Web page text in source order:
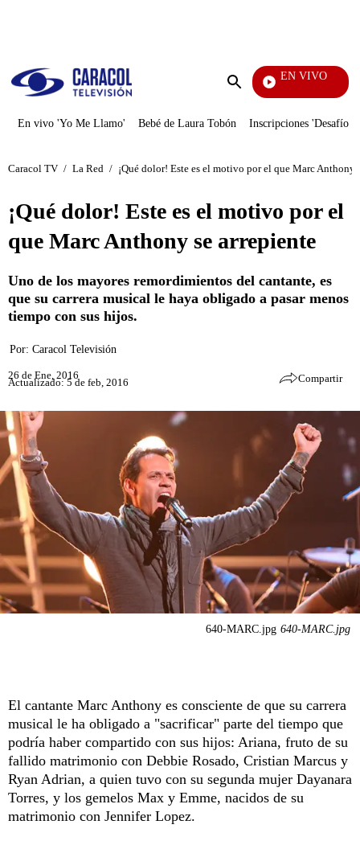
Enviar
EN VIVO
En vivo 'Yo Me Llamo' Bebé de Laura Tobón Inscripciones 'Desafío'
Caracol TV / La Red / ¡Qué dolor! Este es el motivo por el que Marc Anthony
¡Qué dolor! Este es el motivo por el
que Marc Anthony se arrepiente
Uno de los mayores remordimientos del cantante, es
que su carrera musical le haya obligado a pasar menos
tiempo con sus hijos.
Por: Caracol Televisión
26 de Ene, 2016
Actualizado: 5 de feb, 2016 Compartir
640-MARC.jpg 640-MARC.jpg
El cantante Marc Anthony es consciente de que su carrera
musical le ha obligado a "sacrificar" parte del tiempo que
podría haber compartido con sus hijos: Ariana, fruto de su
fallido matrimonio con Debbie Rosado, Cristian Marcus y
Ryan Adrian, a quien tuvo con su segunda mujer Dayanara
Torres, y los gemelos Max y Emme, nacidos de su
matrimonio con Jennifer Lopez.